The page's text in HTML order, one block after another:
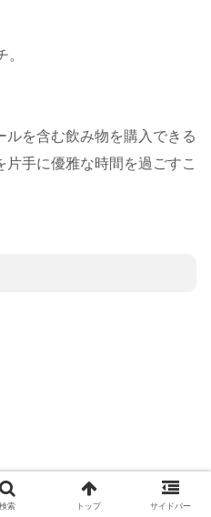
を含む飲み物を購入できる
手に優雅な時間を過ごすこ
検索 トップ サイドバー